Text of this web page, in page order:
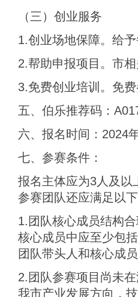
（三）创业服务
1.创业场地保障。给
2.帮助申报项目。市
3.免费创业培训。免
五、伯乐推荐码：
六、报名时间：2024
七、参赛条件：
报名主体应为3人及以
参赛团队还应满足以下
1.团队核心成员结构
核心成员中应至少包
团队带头人和核心成
2.团队参赛项目尚未
我市产业发展方向，